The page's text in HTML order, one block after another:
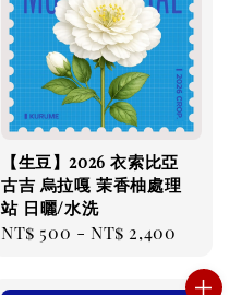
【生豆】2026 衣索比亞
古吉 烏拉嘎 茉香柚處理
站 日曬/水洗
Regular
NT$ 500 -NT$ 2,400